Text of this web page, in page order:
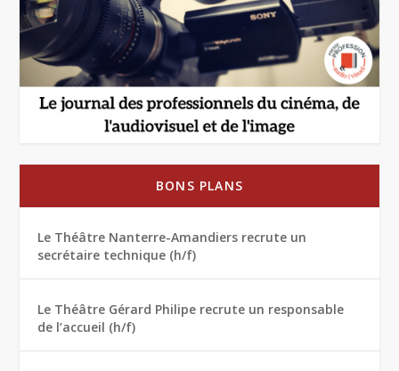
BONS PLANS
Le Théâtre Nanterre-Amandiers recrute un
secrétaire technique (h/f)
Le Théâtre Gérard Philipe recrute un responsable
de l’accueil (h/f)